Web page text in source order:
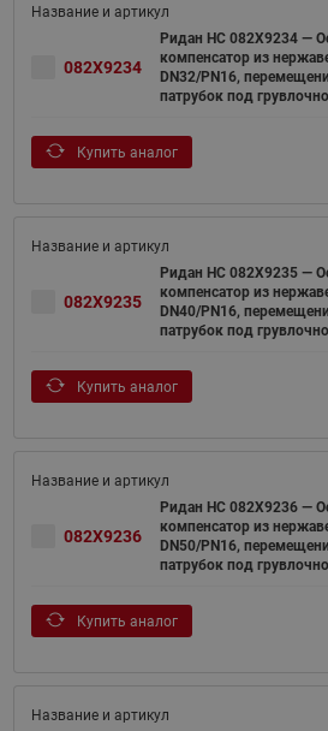
082X9234
Ридан НС 082X9234 —
компенсатор из
DN32/PN16,
патрубок под
Купить аналог
082X9235
Ридан НС 082X9235 —
компенсатор из
DN40/PN16,
патрубок под
Купить аналог
082X9236
Ридан НС 082X9236 —
компенсатор из
DN50/PN16,
патрубок под
Купить аналог